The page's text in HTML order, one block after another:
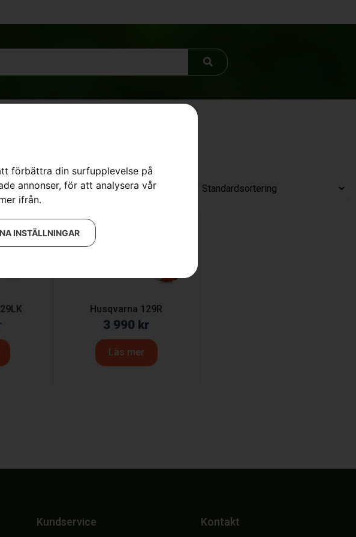
förbättra din surfupplevelse på
annonser, för att analysera vår
ifrån.
INSTÄLLNINGAR
Husqvarna 129R
3 990 kr
Läs mer
Kundservice Kontakt